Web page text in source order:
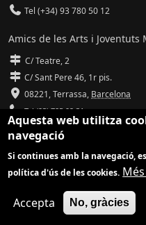
Tel (+34) 93 780 50 12
Amics de les Arts i Joventuts
C/ Teatre, 2
C/ Sant Pere 46, 1r pis.
08221,Terrassa, Barcelona
Tel (93) 785 92 31
info@amicsdelesarts-jjmm.cat
www.amicsdelesarts-jjmm.cat
Adaptació de
Aquesta web utilitza
navegació
Si continues amb la navegació,
política d'ús de les cookies.
Accepta No, gràcies